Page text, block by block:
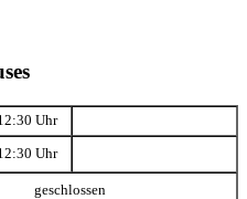
Uhr
Uhr
geschlossen